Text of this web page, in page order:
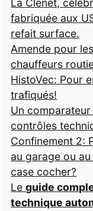
La Clenet,
fabriquée aux
refait surface.
Amende pour
chauffeurs
HistoVec: Pour
trafiqués!
Un
contrôles
Confinement 2:
au garage ou
case cocher?
Leguide
technique